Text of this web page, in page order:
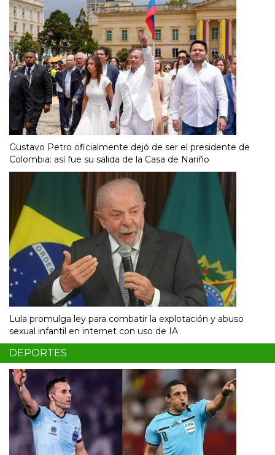
Gustavo Petro oficialmente dejó de ser el presidente de
Colombia: así fue su salida de la Casa de Nariño
Lula promulga ley para combatir la explotación y abuso
sexual infantil en internet con uso de IA
DEPORTES